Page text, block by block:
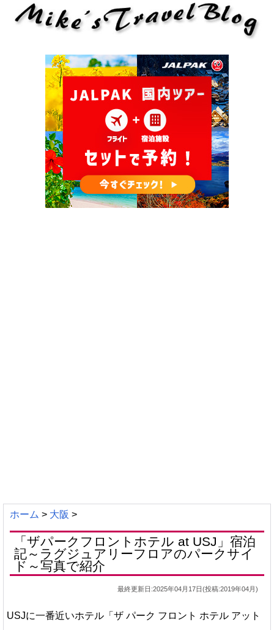
ホーム > 大阪 >
「ザパークフロントホテル at USJ」宿泊
記～ラグジュアリーフロアのパークサイ
ド～写真で紹介
最終更新日:2025年04月17日(投稿:2019年04月)
USJに一番近いホテル「ザ パーク フロント ホテル アット